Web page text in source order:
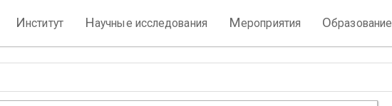
Институт Научные исследования Мероприятия Образование